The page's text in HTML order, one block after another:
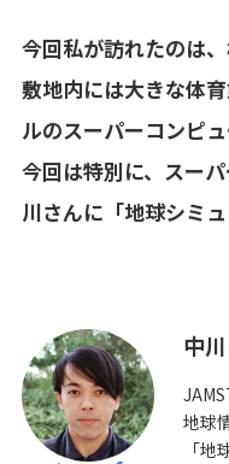
今回私が訪れたのは
敷地内には大きな体
ルのスーパーコンピ
今回は特別に、スー
川さんに「地球シミ
中
地球
「